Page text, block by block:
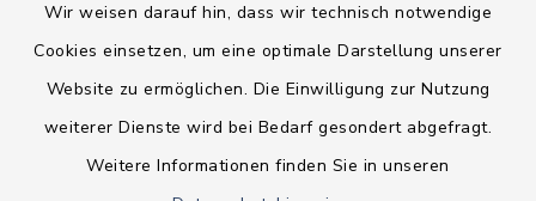
Wir weisen darauf hin, dass wir technisch notwendige
Cookies einsetzen, um eine optimale Darstellung unserer
Website zu ermöglichen. Die Einwilligung zur Nutzung
weiterer Dienste wird bei Bedarf gesondert abgefragt.
Weitere Informationen finden Sie in unseren
Barrierefreiheit